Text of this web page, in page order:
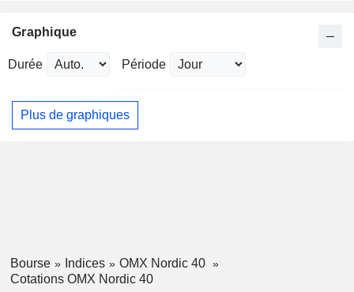
Graphique
Durée Période
Plus de graphiques
Bourse Indices
OMX Nordic 40
Cotations OMX Nordic 40